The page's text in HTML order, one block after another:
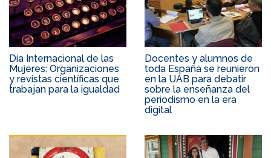
Día Internacional de las
Mujeres: Organizaciones
y revistas científicas que
trabajan para la igualdad
Docentes y alumnos de
toda España se reunieron
en la UAB para debatir
sobre la enseñanza del
periodismo en la era
digital